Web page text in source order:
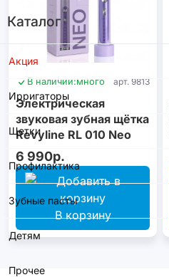
Каталог
Акция
Ирригаторы
Щетки
Профилактика
Зубные пасты
Детям
Прочее
В наличии:много арт. 9813
Электрическая
звуковая зубная щётка
Revyline RL 010 Neo
Violet
6 990р.
В корзину